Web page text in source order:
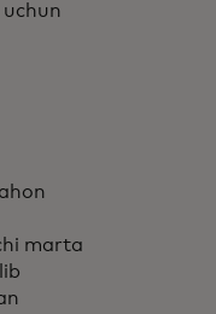
marta